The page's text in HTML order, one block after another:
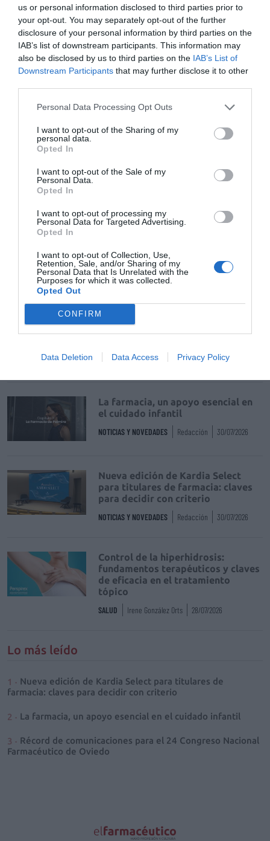
us or personal information disclosed to third parties prior to
your opt-out. You may separately opt-out of the further
disclosure of your personal information by third parties on the
IAB’s list of downstream participants. This information may
also be disclosed by us to third parties on the IAB’s List of
Downstream Participants that may further disclose it to other
Personal Data Processing Opt Outs
I want to opt-out of the Sharing of my
personal data.
Opted In
I want to opt-out of the Sale of my
Personal Data.
Opted In
I want to opt-out of processing my
Personal Data for Targeted Advertising.
Opted In
I want to opt-out of Collection, Use,
Retention, Sale, and/or Sharing of my
Personal Data that Is Unrelated with the
Purposes for which it was collected.
Opted Out
CONFIRM
Data Deletion Data Access Privacy Policy
AñadirEl Farmacéutico como fuente preferida
de Google de forma gratuita
Mantente informado con las últimas noticias de actualidad.
ACTIVAR AHORA
responsabilidad social corporativa proyectos
Destacados
de uso humano: seguridad y
trazabilidad
DIGITAL Isabel Marín Moral
Récord de comunicaciones para el
24 Congreso Nacional
NOTICIAS Y NOVEDADES Redacción 31/07/2026
La farmacia, un apoyo esencial en
el cuidado infantil
NOTICIAS Y NOVEDADES Redacción 30/07/2026
Nueva edición de Kardia Select
para titulares de farmacia: claves
para decidir con criterio
NOTICIAS Y NOVEDADES Redacción 30/07/2026
Control de la hiperhidrosis:
fundamentos terapéuticos y claves
de eficacia en el tratamiento
tópico
SALUD Irene González Orts 28/07/2026
Lo más leído
Nueva edición de Kardia Select para titulares de
farmacia: claves para decidir con criterio
La farmacia, un apoyo esencial en el cuidado infantil
Récord de comunicaciones para el 24 Congreso Nacional
Farmacéutico de Oviedo